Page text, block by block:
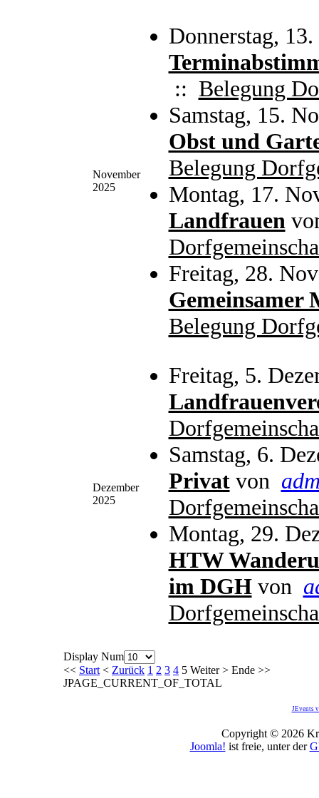
November
2025
Donnerstag,
:: Belegung
Samstag, 15.
Obst und
Belegung
Montag, 17.
Landfrauen
Freitag, 28.
Gemeinsamer
Belegung
Dezember
2025
Freitag, 5.
Samstag, 6.
Privatvon
Montag, 29.
HTW
im DGHvon
Display Num
<< Start < Zurück 1 2 3 4 5 Weiter> Ende >>
JPAGE_CURRENT_OF_TOTAL
JEvents
Copyright © 2026
Joomla! ist freie, unter der